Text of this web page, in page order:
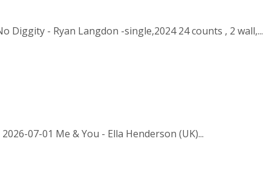
Diggity - Ryan Langdon -single,2024 24 counts , 2 wall,...
07-01 Me & You - Ella Henderson (UK)...